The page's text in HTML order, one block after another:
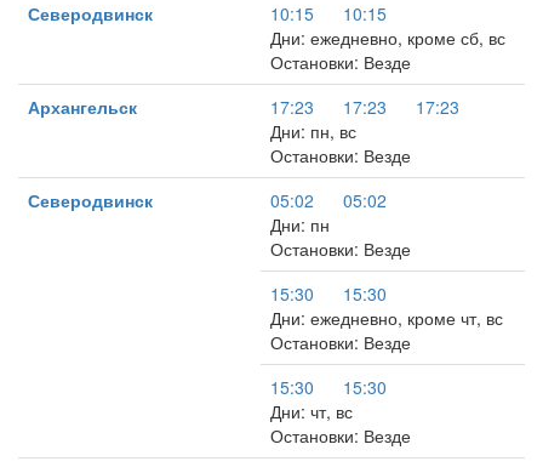
Северодвинск
10:15
10:15
Дни: ежедневно, кроме сб, вс
Остановки: Везде
Архангельск
17:23 17:23
17:23
Дни: пн, вс
Остановки: Везде
Северодвинск
05:02
05:02
Дни: пн
Остановки: Везде
15:30
15:30
Дни: ежедневно, кроме чт, вс
Остановки: Везде
15:30
15:30
Дни: чт, вс
Остановки: Везде